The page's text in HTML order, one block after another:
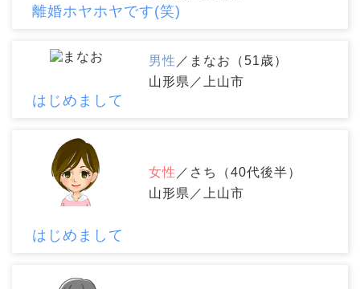
離婚ホヤホヤです(笑)
男性 ／まなお（51歳）
山形県／上山市
はじめまして
女性 ／さち（40代後半）
山形県／上山市
はじめまして